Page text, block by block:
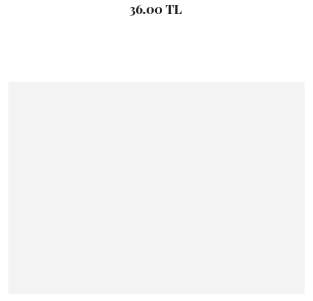
36.00 TL